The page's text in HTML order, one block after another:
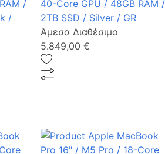
/
/
40-Core GPU / 48GB RAM /
2TB SSD / Silver / GR
Άμεσα Διαθέσιμο
5.849,00 €